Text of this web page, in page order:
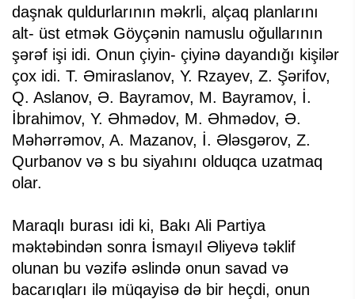
daşnak quldurlarının məkrli, alçaq planlarını
alt- üst etmək Göyçənin namuslu oğullarının
şərəf işi idi. Onun çiyin- çiyinə dayandığı kişilər
çox idi. T. Əmiraslanov, Y. Rzayev, Z. Şərifov,
Q. Aslanov, Ə. Bayramov, M. Bayramov, İ.
İbrahimov, Y. Əhmədov, M. Əhmədov, Ə.
Məhərrəmov, A. Mazanov, İ. Ələsgərov, Z.
Qurbanov və s bu siyahını olduqca uzatmaq
olar.
Maraqlı burası idi ki, Bakı Ali Partiya
məktəbindən sonra İsmayıl Əliyevə təklif
olunan bu vəzifə əslində onun savad və
bacarıqları ilə müqayisə də bir heçdi, onun